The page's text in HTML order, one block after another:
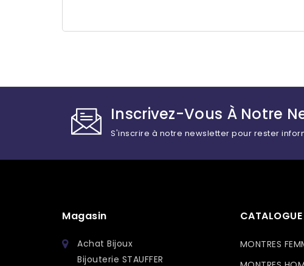
Inscrivez-Vous À Notre
S'inscrire à notre newsletter pour rester
Magasin
Achat Bijoux
Bijouterie STAUFFER
CATALOGUE
MONTRES